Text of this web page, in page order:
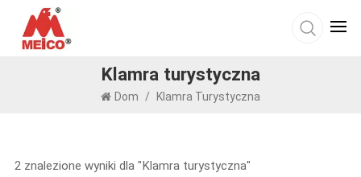
Klamra turystyczna
Dom / Klamra Turystyczna
2 znalezione wyniki dla "Klamra turystyczna"